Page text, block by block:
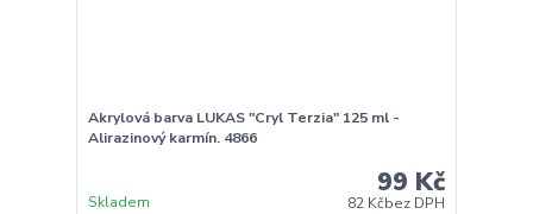
Akrylová barva LUKAS "Cryl Terzia" 125 ml -
Alirazinový karmín. 4866
99 Kč
82 Kčbez DPH
Skladem